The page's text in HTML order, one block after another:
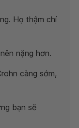
Họ thậm chí
nặng hơn.
càng sớm,
bạn sẽ